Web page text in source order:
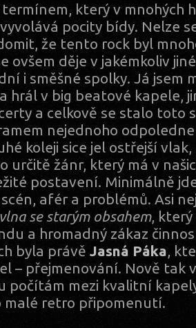
který v mnohých
pocity bídy. Nelze
že tento rock byl
ovšem děje v jakémkoliv
i směšné spolky. Já jsem
hrál v big beatové kapele,
a celkově se stalo toto
nejednoho
koleji sice jel ostřejší
určitě žánr, který má v
postavení. Minimálně
afér a problémů. Asi
se starým obsahem,
a hromadný zákaz
byla právě Jasná Páka,
– přejmenování. Nově tak
počítám mezi kvalitní
malé retro připomenutí.